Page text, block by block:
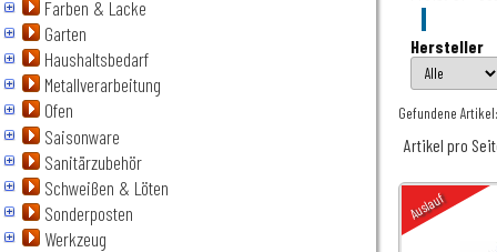
Farben & Lacke
Garten
Haushaltsbedarf
Metallverarbeitung
Ofen
Saisonware
Sanitärzubehör
Schweißen & Löten
Sonderposten
Werkzeug
Hersteller
Gefundene
Artikel pro
Auslauf